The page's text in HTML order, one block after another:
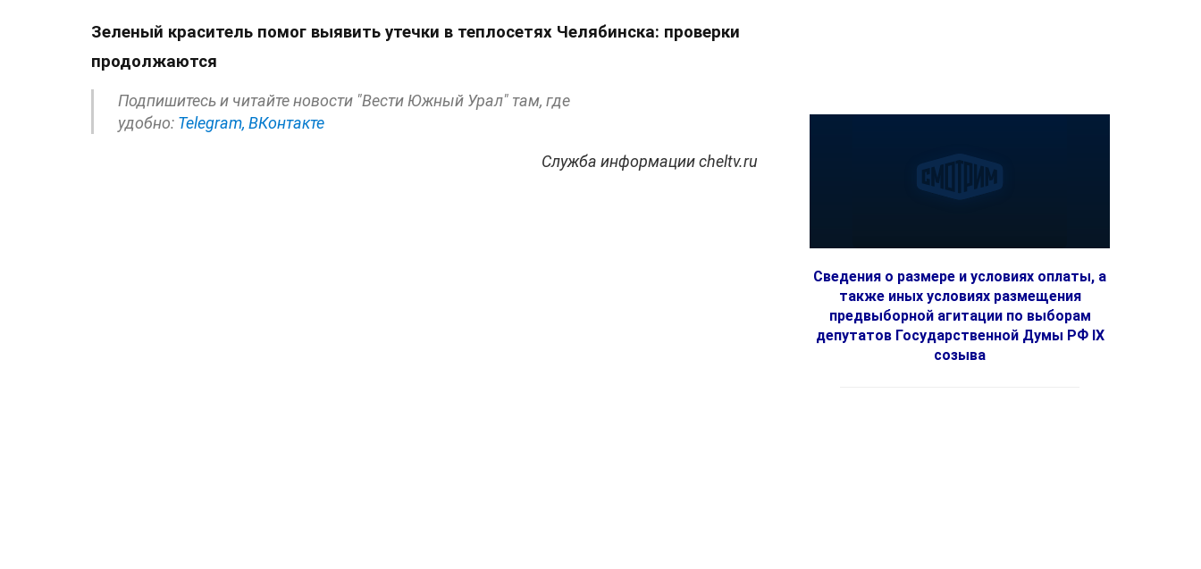
Зеленый краситель помог выявить утечки в теплосетях Челябинска: проверки
продолжаются
Подпишитесь и читайте новости "Вести Южный Урал" там, где
удобно: Telegram, ВКонтакте
Служба информации cheltv.ru
Сведения о размере и условиях оплаты, а
также иных условиях размещения
предвыборной агитации по выборам
депутатов Государственной Думы РФ IX
созыва